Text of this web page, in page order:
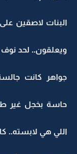
البنات لاصقين
ويعلقون.. لحد
جواهر كانت
حاسة بخجل غير
اللي هي لابسته..